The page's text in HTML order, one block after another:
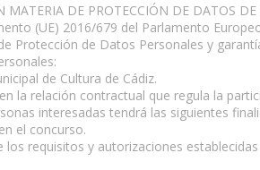
MATERIA DE PROTECCIÓN DE DATOS DE
(UE) 2016/679 del Parlamento
Protección de Datos Personales y
de Cultura de Cádiz.
la relación contractual que regula la
interesadas tendrá las siguientes
el concurso.
los requisitos y autorizaciones